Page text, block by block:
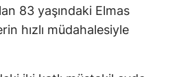
83 yaşındaki Elmas
hızlı müdahalesiyle